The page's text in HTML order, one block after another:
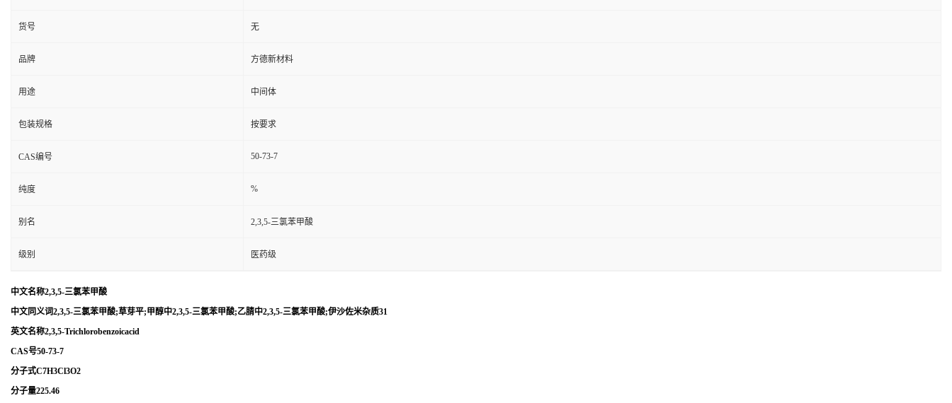
货号 无
品牌 方德新材料
用途 中间体
包装规格 按要求
CAS编号 50-73-7
纯度 %
别名 2,3,5-三氯苯甲酸
级别 医药级
中文名称2,3,5-三氯苯甲酸
中文同义词2,3,5-三氯苯甲酸;草芽平;甲醇中2,3,5-三氯苯甲酸;乙腈中2,3,5-三氯苯甲酸;伊沙佐米杂质31
英文名称2,3,5-Trichlorobenzoicacid
CAS号50-73-7
分子式C7H3Cl3O2
分子量225.46